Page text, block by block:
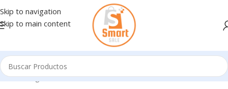
Skip to navigation
Skip to main content
Inicio/Ingresando